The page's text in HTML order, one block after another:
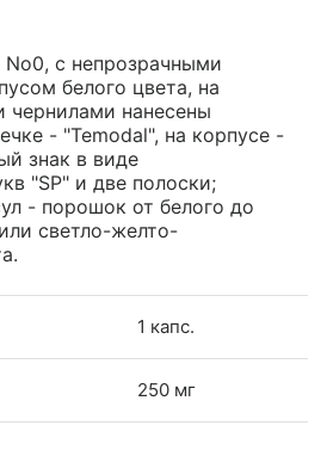
No0, с непрозрачными
белого цвета, на
чернилами нанесены
- "Temodal", на корпусе -
знак в виде
"SP" и две полоски;
- порошок от белого до
светло-желто-
1 капс.
250 мг